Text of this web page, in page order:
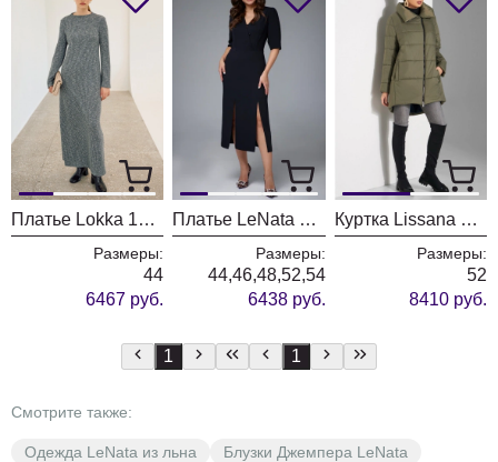
Платье Lokka 1716
Размеры:
44
6467 руб.
Платье LeNata 16456 черный
Размеры:
44,46,48,52,54
6438 руб.
Куртка Lissana 3872
Размеры:
52
8410 руб.
1 1
Смотрите также:
Одежда LeNata из льна
Блузки Джемпера LeNata